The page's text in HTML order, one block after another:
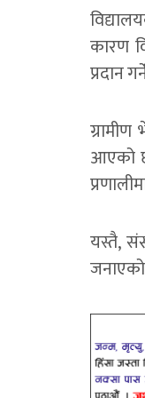
कारण
प्रदान
आएको
यस्तै,